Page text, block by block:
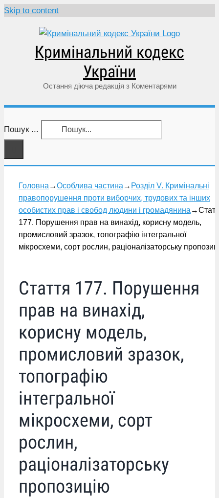
Skip to content
Кримінальний кодекс
України
Остання діюча редакція з Коментарями
Пошук ...
Головна →Особлива частина → Розділ V. Кримінальні
правопорушення проти виборчих, трудових та інших
особистих прав і свобод людини і громадянина →
177. Порушення прав на винахід, корисну модель,
промисловий зразок, топографію інтегральної
мікросхеми, сорт рослин, раціоналізаторську
Стаття 177. Порушення
прав на винахід,
корисну модель,
промисловий зразок,
топографію
інтегральної
мікросхеми, сорт
рослин,
раціоналізаторську
пропозицію